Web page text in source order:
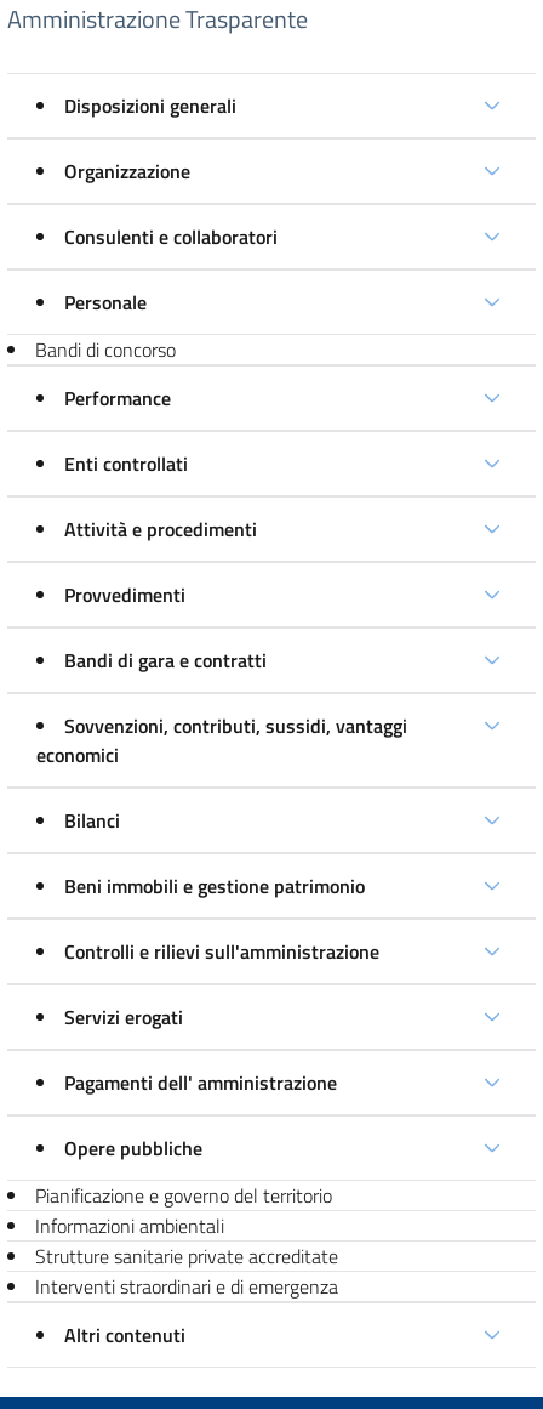
Amministrazione Trasparente
Disposizioni generali
Organizzazione
Consulenti e collaboratori
Personale
Bandi di concorso
Performance
Enti controllati
Attività e procedimenti
Provvedimenti
Bandi di gara e contratti
Sovvenzioni, contributi, sussidi, vantaggi
economici
Bilanci
Beni immobili e gestione patrimonio
Controlli e rilievi sull'amministrazione
Servizi erogati
Pagamenti dell' amministrazione
Opere pubbliche
Pianificazione e governo del territorio
Informazioni ambientali
Strutture sanitarie private accreditate
Interventi straordinari e di emergenza
Altri contenuti